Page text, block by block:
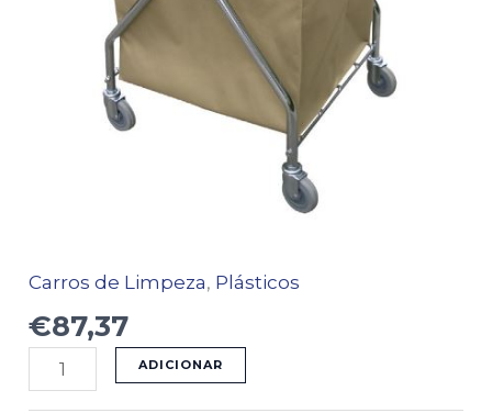
Carros de Limpeza, Plásticos
€87,37
ADICIONAR